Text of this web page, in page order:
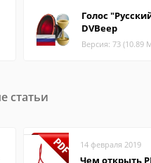
Голос
DVBeep
Версия: 73 (10.89
статьи
14 февраля 2019
Чем открыть